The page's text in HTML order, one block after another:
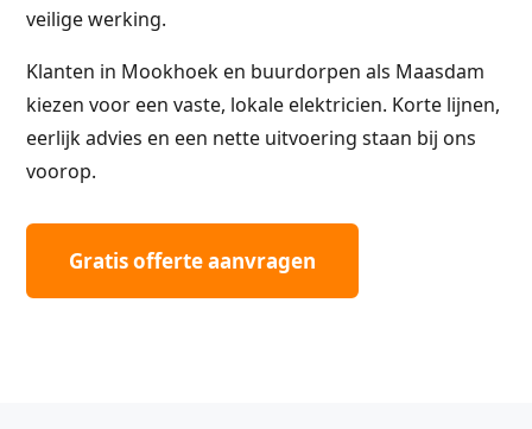
veilige werking.
Klanten in Mookhoek en buurdorpen als Maasdam
kiezen voor een vaste, lokale elektricien. Korte lijnen,
eerlijk advies en een nette uitvoering staan bij ons
voorop.
Gratis offerte aanvragen